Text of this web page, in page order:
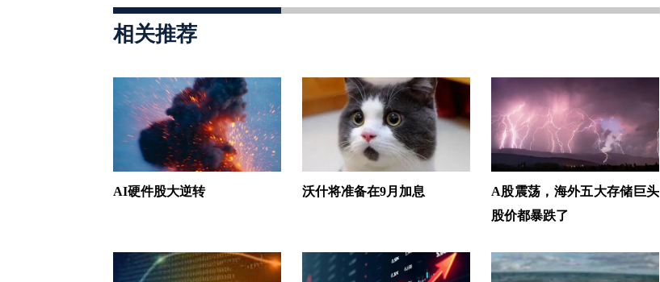
相关推荐
AI硬件股大逆转 沃什将准备在9月加息
A股震荡，海外五大存储巨头
股价都暴跌了